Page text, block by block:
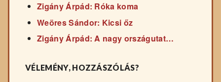
Zigány Árpád: Róka koma
Weöres Sándor: Kicsi őz
Zigány Árpád: A nagy országutat…
VÉLEMÉNY, HOZZÁSZÓLÁS?